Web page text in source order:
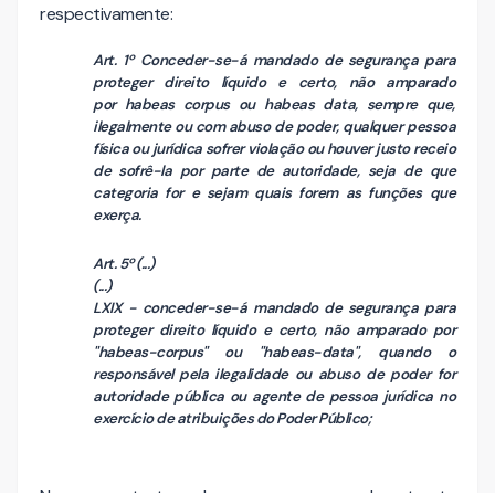
respectivamente:
Art. 1º Conceder-se-á mandado de segurança para
proteger direito líquido e certo, não amparado
por habeas corpus ou habeas data, sempre que,
ilegalmente ou com abuso de poder, qualquer pessoa
física ou jurídica sofrer violação ou houver justo receio
de sofrê-la por parte de autoridade, seja de que
categoria for e sejam quais forem as funções que
exerça.
Art. 5º (...)
(...)
LXIX - conceder-se-á mandado de segurança para
proteger direito líquido e certo, não amparado por
"habeas-corpus" ou "habeas-data", quando o
responsável pela ilegalidade ou abuso de poder for
autoridade pública ou agente de pessoa jurídica no
exercício de atribuições do Poder Público;